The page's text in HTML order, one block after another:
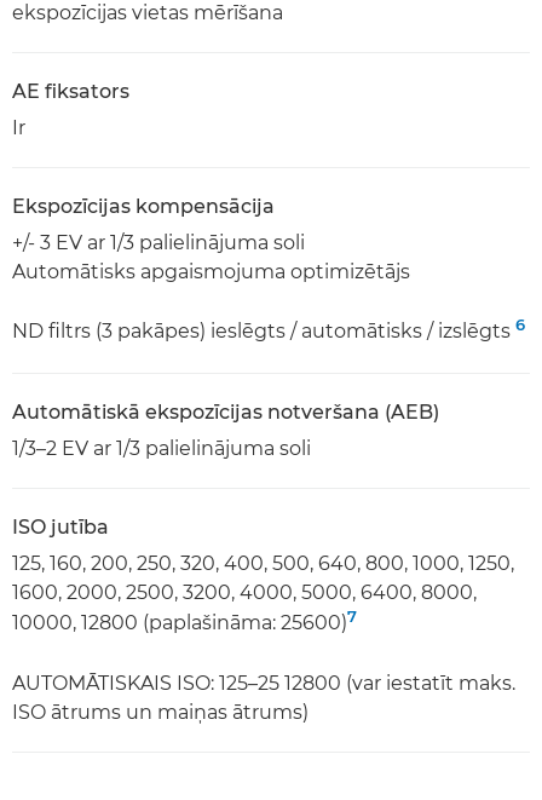
ekspozīcijas vietas mērīšana
AE fiksators
Ir
Ekspozīcijas kompensācija
+/- 3 EV ar 1/3 palielinājuma soli
Automātisks apgaismojuma optimizētājs
ND filtrs (3 pakāpes) ieslēgts / automātisks / izslēgts 6
Automātiskā ekspozīcijas notveršana (AEB)
1/3–2 EV ar 1/3 palielinājuma soli
ISO jutība
125, 160, 200, 250, 320, 400, 500, 640, 800, 1000, 1250,
1600, 2000, 2500, 3200, 4000, 5000, 6400, 8000,
10000, 12800 (paplašināma: 25600)7
AUTOMĀTISKAIS ISO: 125–25 12800 (var iestatīt maks.
ISO ātrums un maiņas ātrums)